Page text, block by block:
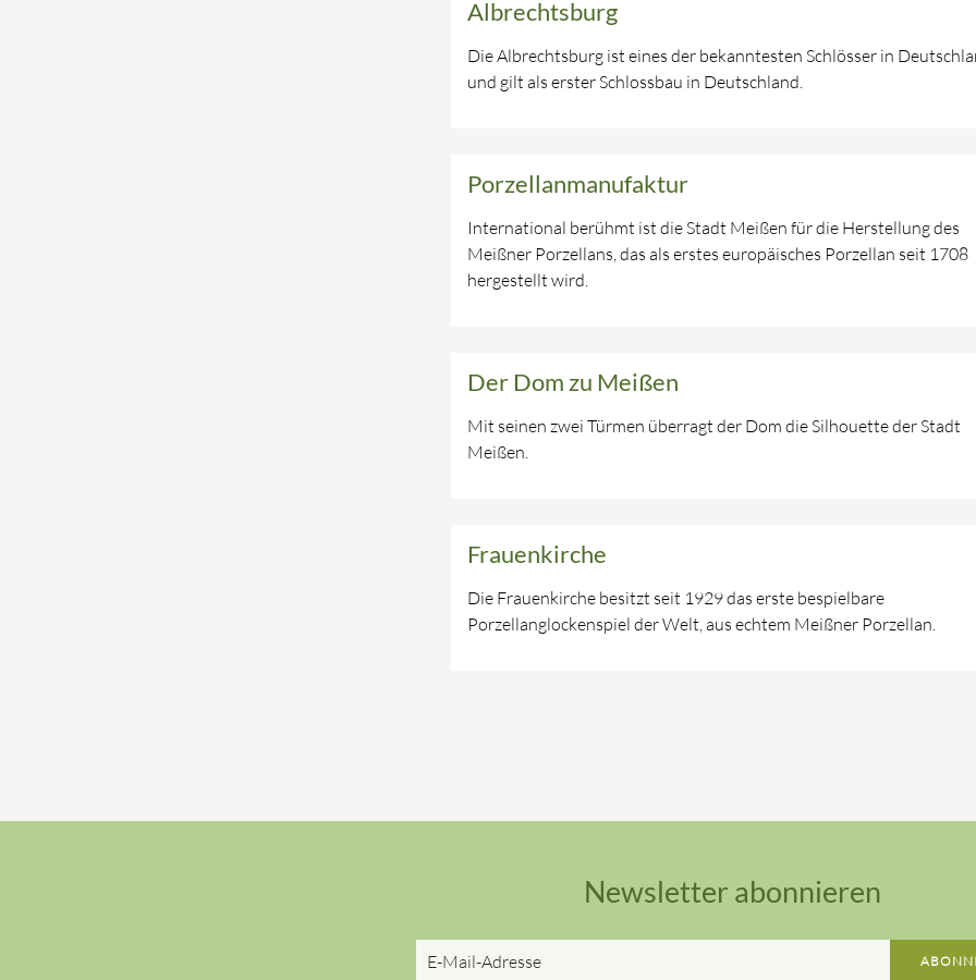
Albrechtsburg
Die Albrechtsburg ist eines der bekanntesten Schlösser in
und gilt als erster Schlossbau in Deutschland.
Porzellanmanufaktur
International berühmt ist die Stadt Meißen für die Herstellung des
Meißner Porzellans, das als erstes europäisches Porzellan seit 1708
hergestellt wird.
Der Dom zu Meißen
Mit seinen zwei Türmen überragt der Dom die Silhouette der Stadt
Meißen.
Frauenkirche
Die Frauenkirche besitzt seit 1929 das erste bespielbare
Porzellanglockenspiel der Welt, aus echtem Meißner Porzellan.
Newsletter abonnieren
Adresse